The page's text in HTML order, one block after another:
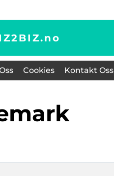
no
Cookies Kontakt Oss